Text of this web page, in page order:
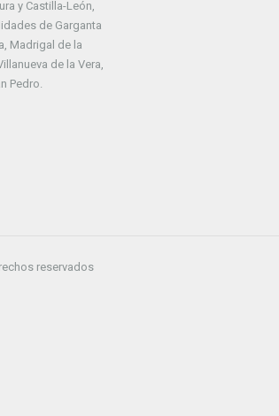
y Castilla-León,
de Garganta
Madrigal de la
de la Vera,
Pedro.
reservados